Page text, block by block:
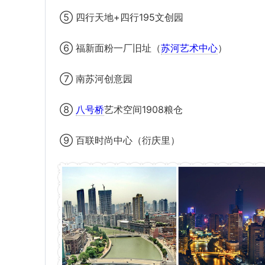
⑤ 四行天地+四行195文创园
⑥ 福新面粉一厂旧址（苏河艺术中心）
⑦ 南苏河创意园
⑧ 八号桥艺术空间1908粮仓
⑨ 百联时尚中心（衍庆里）